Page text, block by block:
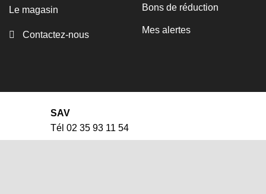
Le magasin
Contactez-nous
Bons de réduction
Mes alertes
SAV
Tél 02 35 93 11 54